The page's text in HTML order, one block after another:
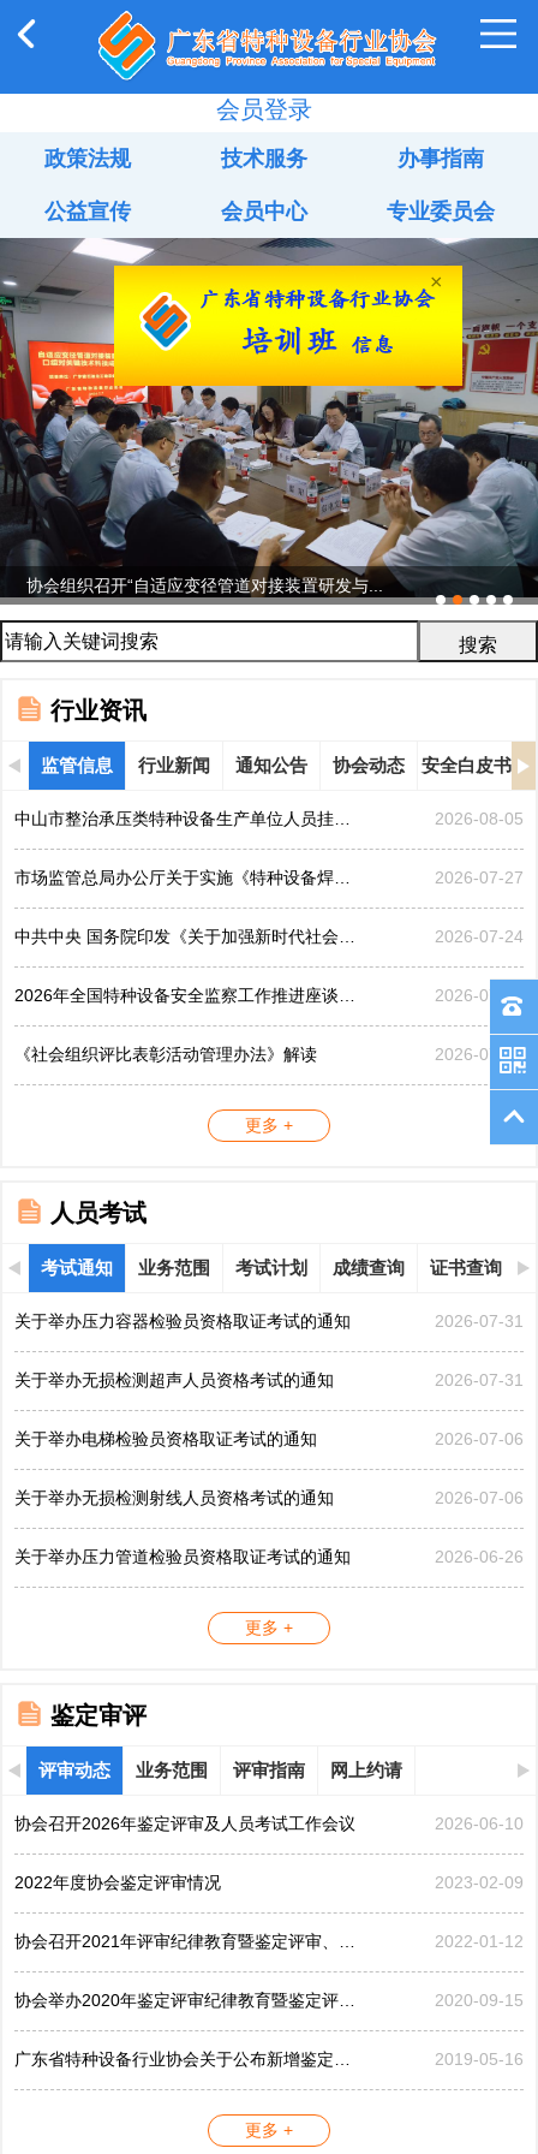
会员登录
政策法规 技术服务 办事指南
公益宣传 会员中心 专业委员会
协会组织召开“自适应变径管道对接装置研发与...
行业资讯
监管信息 行业新闻 通知公告 协会动态 安全白皮书
中山市整治承压类特种设备生产单位人员挂靠、临时凑岗、... 2026-08-05
市场监管总局办公厅关于实施《特种设备焊接操作人员考核... 2026-07-27
中共中央 国务院印发《关于加强新时代社会工作的意见》 2026-07-24
2026年全国特种设备安全监察工作推进座谈会在黑龙江哈... 2026-07-21
《社会组织评比表彰活动管理办法》解读 2026-07-17
更多 +
人员考试
考试通知 业务范围 考试计划 成绩查询 证书查询
关于举办压力容器检验员资格取证考试的通知 2026-07-31
关于举办无损检测超声人员资格考试的通知 2026-07-31
关于举办电梯检验员资格取证考试的通知 2026-07-06
关于举办无损检测射线人员资格考试的通知 2026-07-06
关于举办压力管道检验员资格取证考试的通知 2026-06-26
更多 +
鉴定审评
评审动态 业务范围 评审指南 网上约请
协会召开2026年鉴定评审及人员考试工作会议 2026-06-10
2022年度协会鉴定评审情况 2023-02-09
协会召开2021年评审纪律教育暨鉴定评审、考评工作会议 2022-01-12
协会举办2020年鉴定评审纪律教育暨鉴定评审工作会议 2020-09-15
广东省特种设备行业协会关于公布新增鉴定评审员的公告... 2019-05-16
更多 +
×